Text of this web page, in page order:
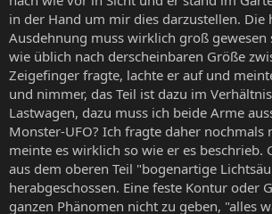
in der Hand um mir dies darzustellen. Die
Ausdehnung muss wirklich groß gewesen
wie üblich nach derscheinbaren Größe
Zeigefinger fragte, lachte er auf und
und nimmer, das Teil ist dazu im
Lastwagen, dazu muss ich beide Arme
Monster-UFO? Ich fragte daher nochmals
meinte es wirklich so wie er es beschrieb.
aus dem oberen Teil "bogenartige
herabgeschossen. Eine feste Kontur oder
ganzen Phänomen nicht zu geben, "alles